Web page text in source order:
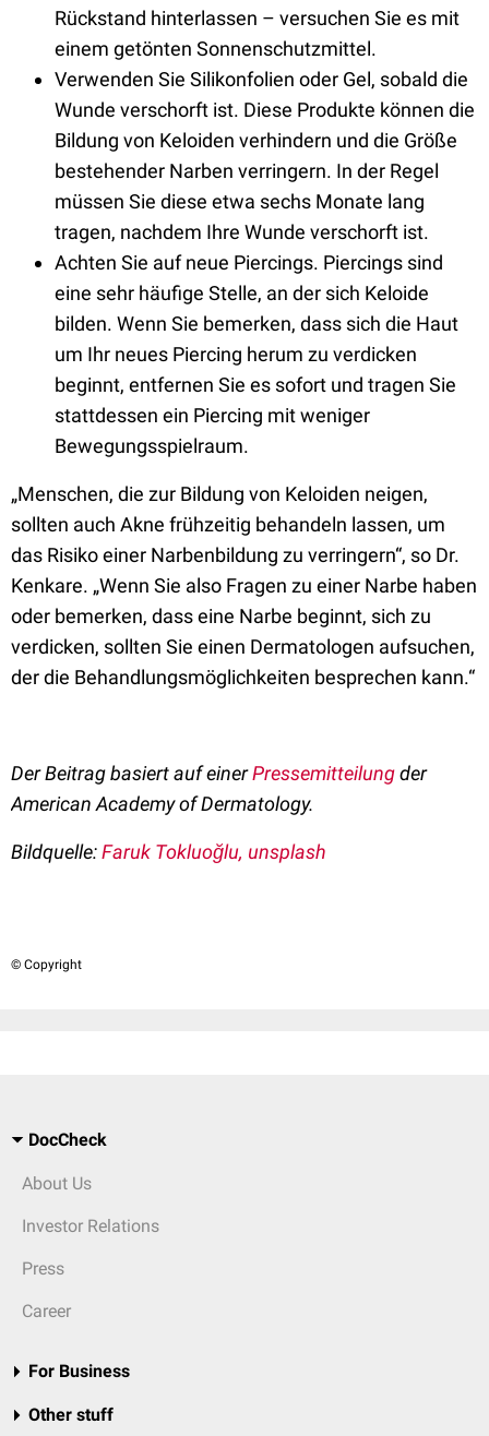
Rückstand hinterlassen – versuchen Sie es mit
einem getönten Sonnenschutzmittel.
Verwenden Sie Silikonfolien oder Gel, sobald die
Wunde verschorft ist. Diese Produkte können die
Bildung von Keloiden verhindern und die Größe
bestehender Narben verringern. In der Regel
müssen Sie diese etwa sechs Monate lang
tragen, nachdem Ihre Wunde verschorft ist.
Achten Sie auf neue Piercings. Piercings sind
eine sehr häufige Stelle, an der sich Keloide
bilden. Wenn Sie bemerken, dass sich die Haut
um Ihr neues Piercing herum zu verdicken
beginnt, entfernen Sie es sofort und tragen Sie
stattdessen ein Piercing mit weniger
Bewegungsspielraum.
„Menschen, die zur Bildung von Keloiden neigen,
sollten auch Akne frühzeitig behandeln lassen, um
das Risiko einer Narbenbildung zu verringern“, so Dr.
Kenkare. „Wenn Sie also Fragen zu einer Narbe haben
oder bemerken, dass eine Narbe beginnt, sich zu
verdicken, sollten Sie einen Dermatologen aufsuchen,
der die Behandlungsmöglichkeiten besprechen kann.“
Der Beitrag basiert auf einerPressemitteilungder
American Academy of Dermatology.
Bildquelle:Faruk Tokluoğlu, unsplash
© Copyright
DocCheck
About Us
Investor Relations
Press
Career
For Business
Other stuff